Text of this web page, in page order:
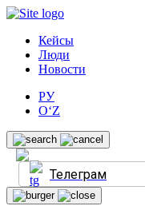
Кейсы
Люди
Новости
РУ
O‘Z
Телеграм